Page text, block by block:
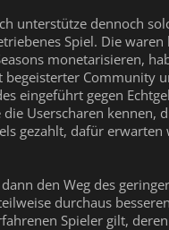
unterstütze dennoch
Spiel. Die waren
monetarisieren,
begeisterter Community
eingeführt gegen
Userscharen kennen,
gezahlt, dafür erwarten
den Weg des
durchaus besseren
Spieler gilt, deren